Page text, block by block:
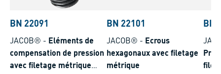
BN 22091
JACOB® - Eléments de
compensation de pression
avec filetage métrique
BN 22101
JACOB® - Ecrous
hexagonaux avec filetage
métrique
BN